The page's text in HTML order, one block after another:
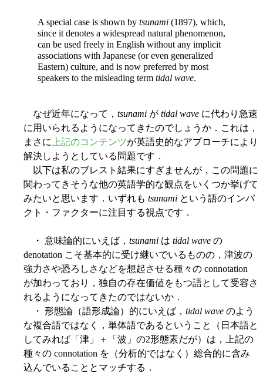
A special case is shown by tsunami (1897), which,
since it denotes a widespread natural phenomenon,
can be used freely in English without any implicit
associations with Japanese (or even generalized
Eastern) culture, and is now preferred by most
speakers to the misleading term tidal wave.
なぜ近年になって， tsunami が tidal wave に代わり急速
に用いられるようになってきたのでしょうか．これは，
まさに 上記のコンテンツが英語史的なアプローチにより
解決しようとしている問題です．
以下は私のブレスト結果にすぎませんが，この問題に
関わってきそうな他の英語学的な観点をいくつか挙げて
みたいと思います．いずれも tsunami という語のインパ
クト・ファクターに注目する視点です．
・ 意味論的にいえば， tsunami は tidal wave の
denotation こそ基本的に受け継いでいるものの，津波の
強力さや恐ろしさなどを想起させる種々の connotation
が加わっており，独自の存在価値をもつ語として受容さ
れるようになってきたのではないか．
・ 形態論（語形成論）的にいえば， tidal wave のよう
な複合語ではなく，単体語であるということ（日本語と
してみれば「津」＋「波」の2形態素だが）は，上記の
種々の connotation を（分析的ではなく）総合的に含み
込んでいることとマッチする．